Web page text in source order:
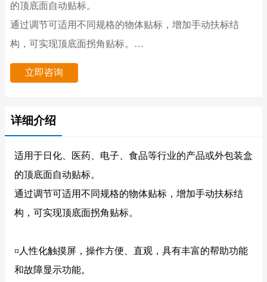
的顶底面自动贴标。
通过调节可适用不同规格的物体贴标，增加手动扶标结
构，可实现顶底面拐角贴标。
¤人性化触摸屏，操作方便、直观，具有丰富的帮助功能和
¤贴标参数储存：根据不同的物体或标签可以预先设置并将
参数存储，以后可以直接调用，不用每次都设置。
¤动力夹带使贴标定位更精确。
¤可灵活选配热传印、热汤印字机或喷码机，同步完成打码
及贴标。
¤可增加机器视觉监测系统，自动检测打印的日期批号等。
题。
¤标签智能管理，标签快用完时会报警或停机。
立即咨询
详细介绍
适用于日化、医药、电子、食品等行业的产品或外包装盒
的顶底面自动贴标。
通过调节可适用不同规格的物体贴标，增加手动扶标结
构，可实现顶底面拐角贴标。
¤人性化触摸屏，操作方便、直观，具有丰富的帮助功能
和故障显示功能。